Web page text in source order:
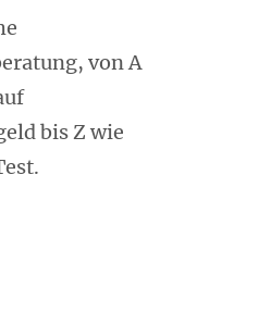
von A
bis Z wie